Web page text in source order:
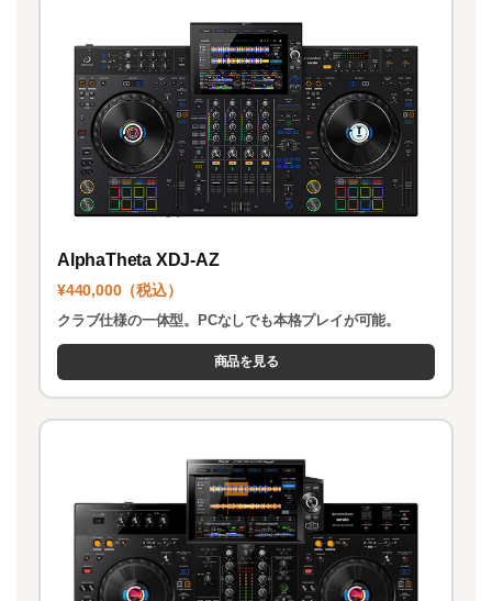
AlphaTheta XDJ-AZ
¥440,000（税込）
クラブ仕様の一体型。PCなしでも本格プレイが可能。
商品を見る